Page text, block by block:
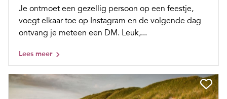
Je ontmoet een gezellig persoon op een feestje,
voegt elkaar toe op Instagram en de volgende dag
ontvang je meteen een DM. Leuk,...
Lees meer